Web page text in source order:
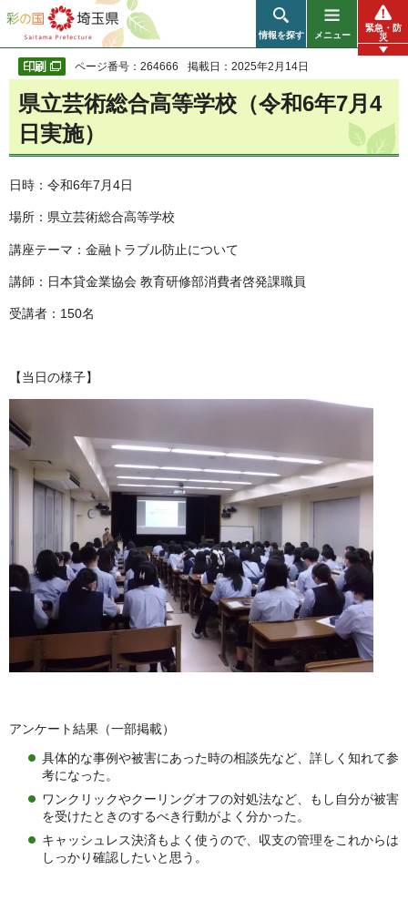
彩の国 埼玉県
情報を探す メニュー
緊急・防
災
ページ番号：264666 掲載日：2025年2月14日
県立芸術総合高等学校（令和6年7月4
日実施）
日時：令和6年7月4日
場所：県立芸術総合高等学校
講座テーマ：金融トラブル防止について
講師：日本貸金業協会 教育研修部消費者啓発課職員
受講者：150名
【当日の様子】
アンケート結果（一部掲載）
具体的な事例や被害にあった時の相談先など、詳しく知れて参
考になった。
ワンクリックやクーリングオフの対処法など、もし自分が被害
を受けたときのするべき行動がよく分かった。
キャッシュレス決済もよく使うので、収支の管理をこれからは
しっかり確認したいと思う。